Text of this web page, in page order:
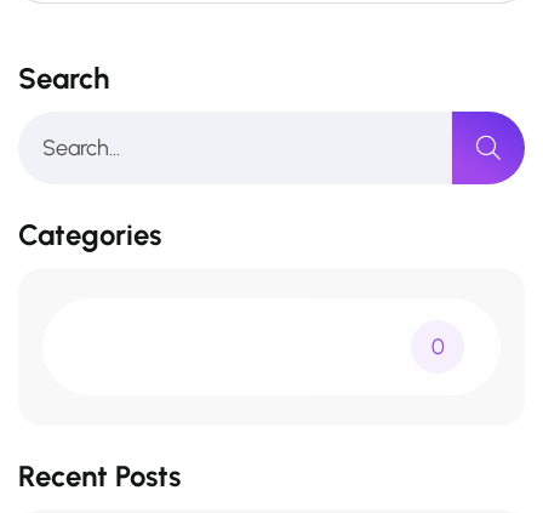
Search
Categories
0
Recent Posts